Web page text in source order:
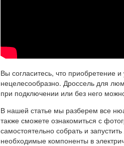
Вы согласитесь, что приобретение
нецелесообразно. Дроссель для
при подключении или без него
В нашей статье мы разберем все
также сможете ознакомиться с
самостоятельно собрать и
необходимые компоненты в